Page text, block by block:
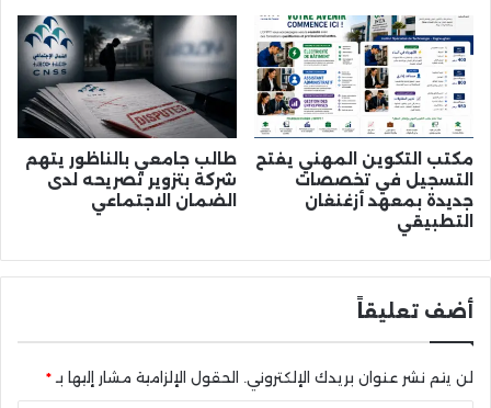
مكتب التكوين المهني يفتح
التسجيل في تخصصات
جديدة بمعهد أزغنغان
التطبيقي
طالب جامعي بالناظور يتهم
شركة بتزوير تصريحه لدى
الضمان الاجتماعي
أضف تعليقاً
لن يتم نشر عنوان بريدك الإلكتروني. الحقول الإلزامية مشار إليها بـ*